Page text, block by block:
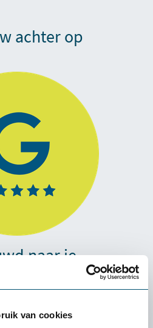
van cookies
achter op
naar je